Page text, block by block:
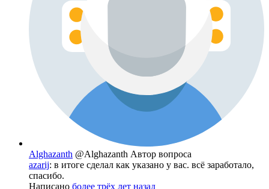
Alghazanth @Alghazanth Автор вопроса
azarij: в итоге сделал как указано у вас. всё заработало,
спасибо.
Написано более трёх лет назад